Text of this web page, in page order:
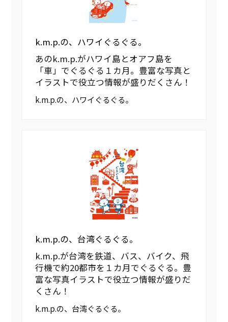
k.m.p.の、ハワイぐるぐる。
あのk.m.p.がハワイ島とオアフ島を
「車」でぐるぐる１カ月。豊富な写真と
イラストで役立つ情報が盛りだくさん！
k.m.p.の、ハワイぐるぐる。
k.m.p.の、台湾ぐるぐる。
k.m.p.が台湾を鉄道、バス、バイク、飛
行機で約20都市を１カ月でぐるぐる。豊
富な写真イラストで役立つ情報が盛りだ
くさん！
k.m.p.の、台湾ぐるぐる。